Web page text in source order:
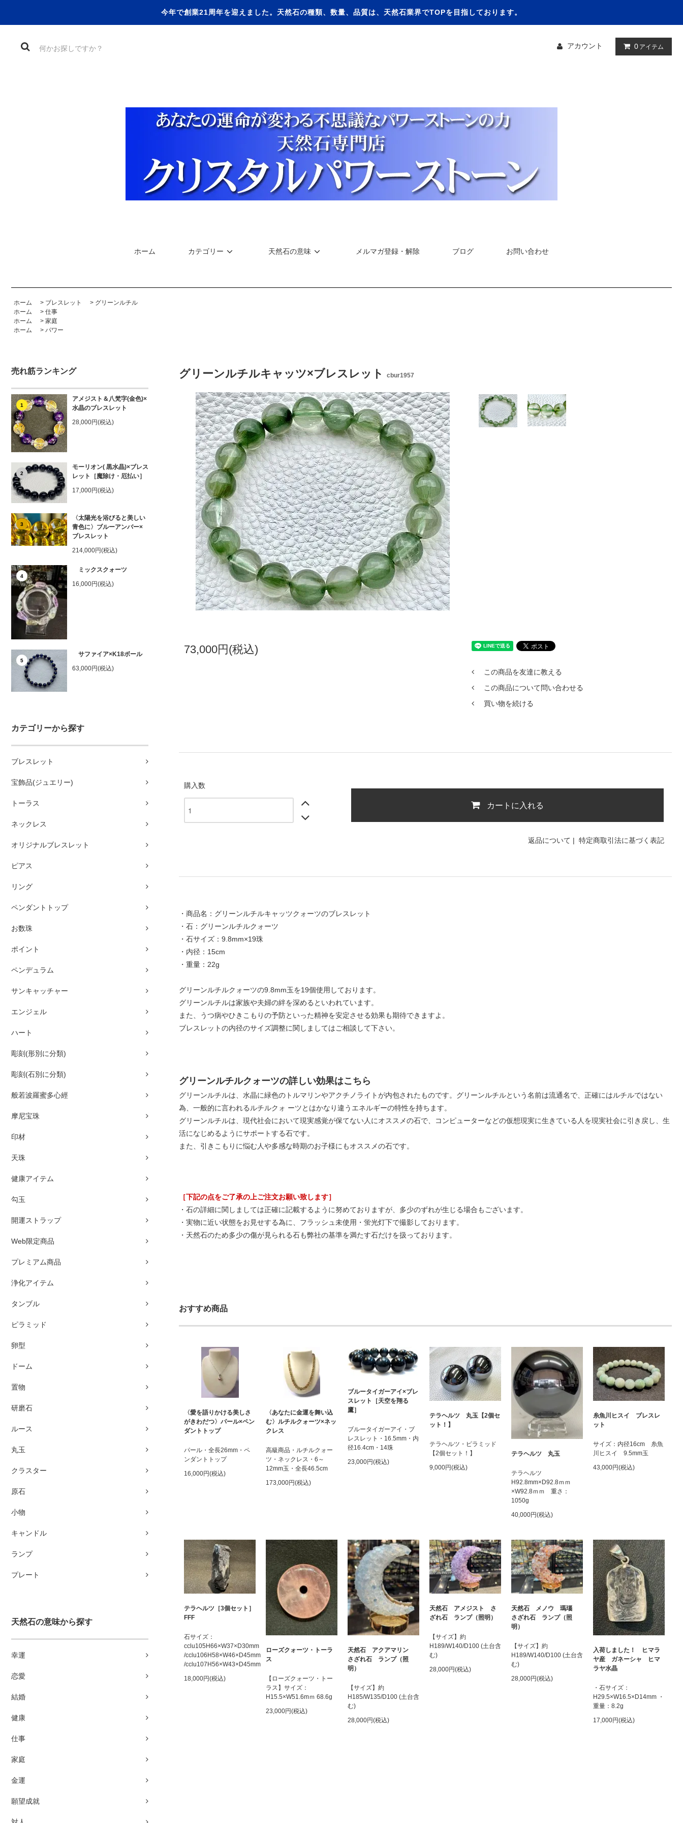
今年で創業21周年を迎えました。天然石の種類、数量、品質は、天然石業界でTOPを目指しております。
アカウント 0 アイテム
ホーム カテゴリー 天然石の意味 メルマガ登録・解除 ブログ お問い合わせ
ホーム > ブレスレット > グリーンルチル
ホーム
> 仕事
ホーム
> 家庭
ホーム
> パワー
売れ筋ランキング
1
アメジスト＆八梵字(金色)×
水晶のブレスレット
28,000円(税込)
2
モーリオン( 黒水晶)×ブレス
レット［魔除け・厄払い］
17,000円(税込)
3
〈太陽光を浴びると美しい
青色に〉ブルーアンバー×
ブレスレット
214,000円(税込)
4
ミックスクォーツ
16,000円(税込)
5
サファイア×K18ボール
63,000円(税込)
カテゴリーから探す
ブレスレット
宝飾品(ジュエリー)
トーラス
ネックレス
オリジナルブレスレット
ピアス
リング
ペンダントトップ
お数珠
ポイント
ペンデュラム
サンキャッチャー
エンジェル
ハート
彫刻(形別に分類)
彫刻(石別に分類)
般若波羅蜜多心經
摩尼宝珠
印材
天珠
健康アイテム
勾玉
開運ストラップ
Web限定商品
プレミアム商品
浄化アイテム
タンブル
ピラミッド
卵型
ドーム
置物
研磨石
ルース
丸玉
クラスター
原石
小物
キャンドル
ランプ
プレート
天然石の意味から探す
幸運
恋愛
結婚
健康
仕事
家庭
金運
願望成就
グリーンルチルキャッツ×ブレスレット cbur1957
73,000円(税込)
この商品を友達に教える
この商品について問い合わせる
買い物を続ける
購入数
カートに入れる
返品について | 特定商取引法に基づく表記
・商品名：グリーンルチルキャッツクォーツのブレスレット
・石：グリーンルチルクォーツ
・石サイズ：9.8mm×19珠
・内径：15cm
・重量：22g
グリーンルチルクォーツの9.8mm玉を19個使用しております。
グリーンルチルは家族や夫婦の絆を深めるといわれています。
また、うつ病やひきこもりの予防といった精神を安定させる効果も期待できますよ。
ブレスレットの内径のサイズ調整に関しましてはご相談して下さい。
グリーンルチルクォーツの詳しい効果はこちら
グリーンルチルは、水晶に緑色のトルマリンやアクチノライトが内包されたものです。グリーンルチルという名前は流通名で、正確にはルチルではない
為、一般的に言われるルチルクォ ーツとはかなり違うエネルギーの特性を持ちます。
グリーンルチルは、現代社会において現実感覚が保てない人にオススメの石で、コンピューターなどの仮想現実に生きている人を現実社会に引き戻し、生
活になじめるようにサポートする石です。
また、引きこもりに悩む人や多感な時期のお子様にもオススメの石です。
［下記の点をご了承の上ご注文お願い致します］
・石の詳細に関しましては正確に記載するように努めておりますが、多少のずれが生じる場合もございます。
・実物に近い状態をお見せする為に、フラッシュ未使用・蛍光灯下で撮影しております。
・天然石のため多少の傷が見られる石も弊社の基準を満たす石だけを扱っております。
おすすめ商品
〈愛を語りかける美しさ
がきわだつ〉パール×ペン
ダントトップ
パール・全長26mm・ペ
ンダントトップ
16,000円(税込)
〈あなたに金運を舞い込
む〉ルチルクォーツ×ネッ
クレス
高級商品・ルチルクォー
ツ・ネックレス・6～
12mm玉・全長46.5cm
173,000円(税込)
ブルータイガーアイ×ブレ
スレット［天空を翔る
鷹］
ブルータイガーアイ・ブ
レスレット・16.5mm・内
径16.4cm・14珠
23,000円(税込)
テラヘルツ 丸玉【2個セ
ット！】
テラヘルツ・ピラミッド
【2個セット！】
9,000円(税込)
テラヘルツ 丸玉
テラヘルツ
H92.8mm×D92.8ｍｍ
×W92.8ｍｍ 重さ：
1050g
40,000円(税込)
糸魚川ヒスイ ブレスレ
ット
サイズ：内径16cm 糸魚
川ヒスイ 9.5mm玉
43,000円(税込)
テラヘルツ［3個セット］
FFF
石サイズ：
cclu105H66×W37×D30mm
/cclu106H58×W46×D45mm
/cclu107H56×W43×D45mm
18,000円(税込)
ローズクォーツ・トーラ
ス
【ローズクォーツ・トー
ラス】サイズ：
H15.5×W51.6mｍ 68.6g
23,000円(税込)
天然石 アクアマリン
さざれ石 ランプ（照
明）
【サイズ】約
H185/W135/D100 (土台含
む)
28,000円(税込)
天然石 アメジスト さ
ざれ石 ランプ（照明）
【サイズ】約
H189/W140/D100 (土台含
む)
28,000円(税込)
天然石 メノウ 瑪瑙
さざれ石 ランプ（照
明）
【サイズ】約
H189/W140/D100 (土台含
む)
28,000円(税込)
入荷しました！ ヒマラ
ヤ産 ガネーシャ ヒマ
ラヤ水晶
・石サイズ：
H29.5×W16.5×D14mm ・
重量：8.2g
17,000円(税込)